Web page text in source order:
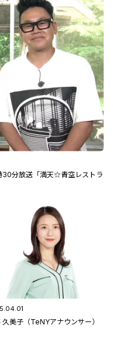
30分放送「満天☆青空レストラ
久美子（TeNYアナウンサー）